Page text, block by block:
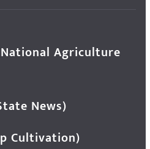
(National Agriculture
News)
Cultivation)